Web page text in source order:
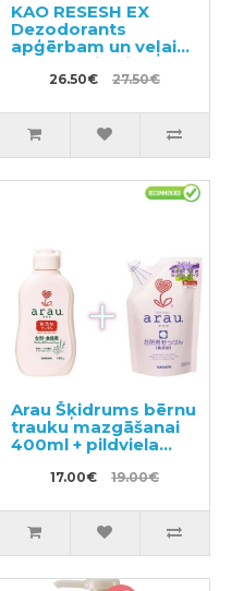
KAO RESESH EX
Dezodorants
apģērbam un veļai
350ml + pildviela
300ml26.50€ 27.50€
Arau Šķidrums bērnu
trauku mazgāšanai
400ml + pildviela
17.00€ 19.00€